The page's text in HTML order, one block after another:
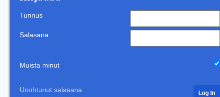
Tunnus
Salasana
Muista minut
Unohtunut salasana